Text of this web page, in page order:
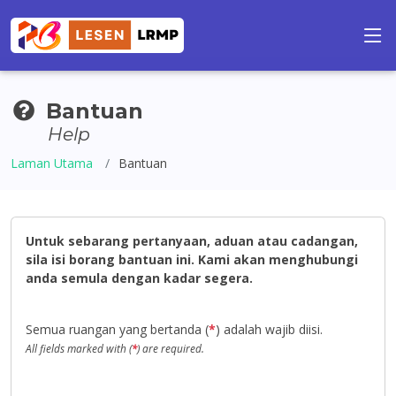
Bantuan
Help
Laman Utama Bantuan
Untuk sebarang pertanyaan, aduan atau cadangan,
sila isi borang bantuan ini. Kami akan menghubungi
anda semula dengan kadar segera.
Semua ruangan yang bertanda (*) adalah wajib diisi.
All fields marked with (*) are required.